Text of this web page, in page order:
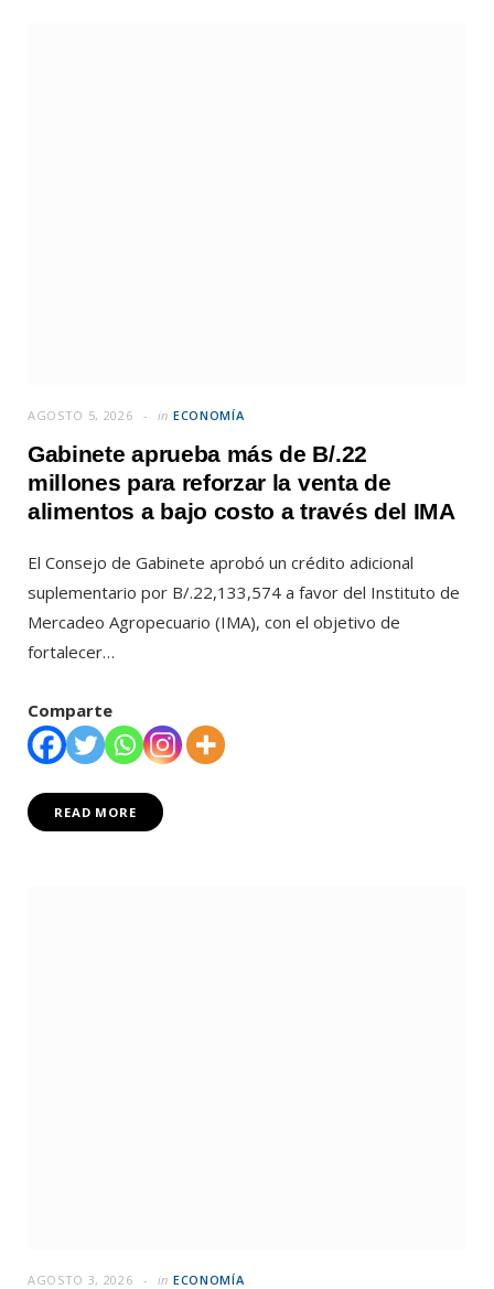
AGOSTO 5, 2026 in ECONOMÍA
Gabinete aprueba más de B/.22
millones para reforzar la venta de
alimentos a bajo costo a través del IMA
El Consejo de Gabinete aprobó un crédito adicional
suplementario por B/.22,133,574 a favor del Instituto de
Mercadeo Agropecuario (IMA), con el objetivo de
fortalecer…
Comparte
READ MORE
AGOSTO 3, 2026 in ECONOMÍA